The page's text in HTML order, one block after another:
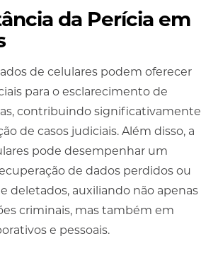
da Perícia em
de celulares podem oferecer
para o esclarecimento de
contribuindo significativamente
de casos judiciais. Além disso, a
pode desempenhar um
de dados perdidos ou
deletados, auxiliando não apenas
criminais, mas também em
e pessoais.